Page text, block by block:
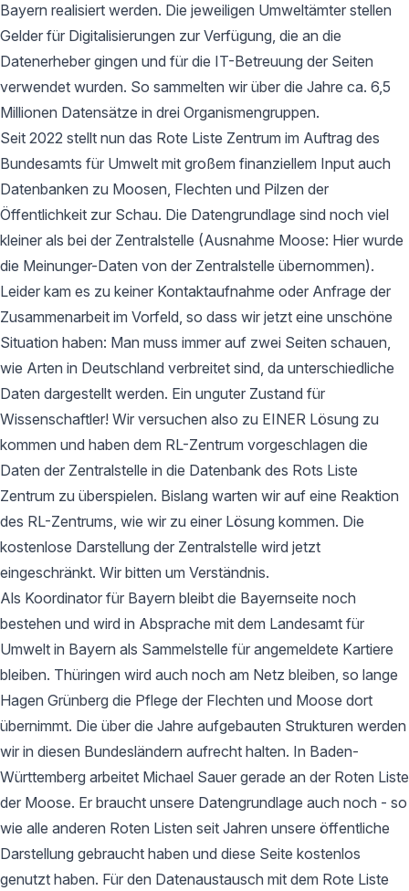
Bayern realisiert werden. Die jeweiligen Umweltämter stellen
Gelder für Digitalisierungen zur Verfügung, die an die
Datenerheber gingen und für die IT-Betreuung der Seiten
verwendet wurden. So sammelten wir über die Jahre ca. 6,5
Millionen Datensätze in drei Organismengruppen.
Seit 2022 stellt nun das Rote Liste Zentrum im Auftrag des
Bundesamts für Umwelt mit großem finanziellem Input auch
Datenbanken zu Moosen, Flechten und Pilzen der
Öffentlichkeit zur Schau. Die Datengrundlage sind noch viel
kleiner als bei der Zentralstelle (Ausnahme Moose: Hier wurde
die Meinunger-Daten von der Zentralstelle übernommen).
Leider kam es zu keiner Kontaktaufnahme oder Anfrage der
Zusammenarbeit im Vorfeld, so dass wir jetzt eine unschöne
Situation haben: Man muss immer auf zwei Seiten schauen,
wie Arten in Deutschland verbreitet sind, da unterschiedliche
Daten dargestellt werden. Ein unguter Zustand für
Wissenschaftler! Wir versuchen also zu EINER Lösung zu
kommen und haben dem RL-Zentrum vorgeschlagen die
Daten der Zentralstelle in die Datenbank des Rots Liste
Zentrum zu überspielen. Bislang warten wir auf eine Reaktion
des RL-Zentrums, wie wir zu einer Lösung kommen. Die
kostenlose Darstellung der Zentralstelle wird jetzt
eingeschränkt. Wir bitten um Verständnis.
Als Koordinator für Bayern bleibt die Bayernseite noch
bestehen und wird in Absprache mit dem Landesamt für
Umwelt in Bayern als Sammelstelle für angemeldete Kartiere
bleiben. Thüringen wird auch noch am Netz bleiben, so lange
Hagen Grünberg die Pflege der Flechten und Moose dort
übernimmt. Die über die Jahre aufgebauten Strukturen werden
wir in diesen Bundesländern aufrecht halten. In Baden-
Württemberg arbeitet Michael Sauer gerade an der Roten Liste
der Moose. Er braucht unsere Datengrundlage auch noch - so
wie alle anderen Roten Listen seit Jahren unsere öffentliche
Darstellung gebraucht haben und diese Seite kostenlos
genutzt haben. Für den Datenaustausch mit dem Rote Liste